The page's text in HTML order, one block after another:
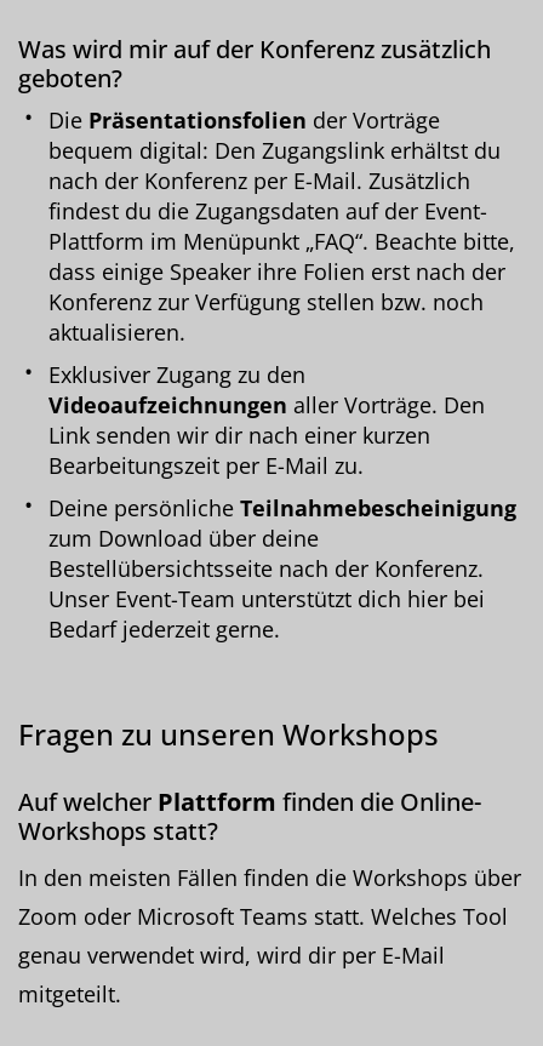
Was wird mir auf der Konferenz zusätzlich
geboten?
Die Präsentationsfolien der Vorträge
bequem digital: Den Zugangslink erhältst du
nach der Konferenz per E-Mail. Zusätzlich
findest du die Zugangsdaten auf der Event-
Plattform im Menüpunkt „FAQ“. Beachte bitte,
dass einige Speaker ihre Folien erst nach der
Konferenz zur Verfügung stellen bzw. noch
aktualisieren.
Exklusiver Zugang zu den
Videoaufzeichnungen aller Vorträge. Den
Link senden wir dir nach einer kurzen
Bearbeitungszeit per E-Mail zu.
Deine persönliche Teilnahmebescheinigung
zum Download über deine
Bestellübersichtsseite nach der Konferenz.
Unser Event-Team unterstützt dich hier bei
Bedarf jederzeit gerne.
Fragen zu unseren Workshops
Auf welcher Plattform finden die Online-
Workshops statt?
In den meisten Fällen finden die Workshops über
Zoom oder Microsoft Teams statt. Welches Tool
genau verwendet wird, wird dir per E-Mail
mitgeteilt.